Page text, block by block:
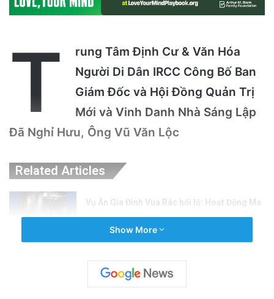
T
rung Tâm Định Cư & Văn Hóa
Người Di Dân IRCC Công Bố Ban
Giám Đốc và Hội Đồng Quản Trị
Mới và Vinh Danh Nhà Sáng Lập
Đã Nghỉ Hưu, Ông Vũ Văn Lộc
Related Articles
Vụ Án Gia Đình Vua Rác hối lộ: Hoạt Động Ma
Đại Nhạc Hội “Cám Ơn Anh” – Người Thương
Binh VNCH 2026 Tại San Jose
Show More